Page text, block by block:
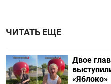
ЧИТАТЬ ЕЩЕ
Двое
«Яблоко»